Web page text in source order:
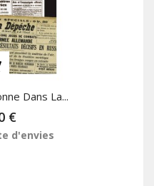
Dans La...
€
d'envies